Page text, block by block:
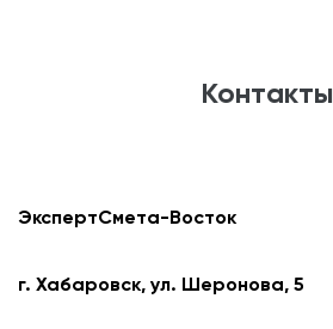
Контакты
ЭкспертСмета-Восток
г. Хабаровск, ул. Шеронова, 5